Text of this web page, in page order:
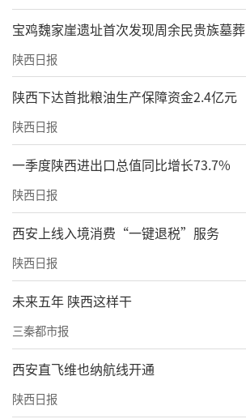
宝鸡魏家崖遗址首次发现周余民贵族墓葬
陕西日报
陕西下达首批粮油生产保障资金2.4亿元
陕西日报
一季度陕西进出口总值同比增长73.7%
陕西日报
西安上线入境消费“一键退税”服务
陕西日报
未来五年 陕西这样干
三秦都市报
西安直飞维也纳航线开通
陕西日报